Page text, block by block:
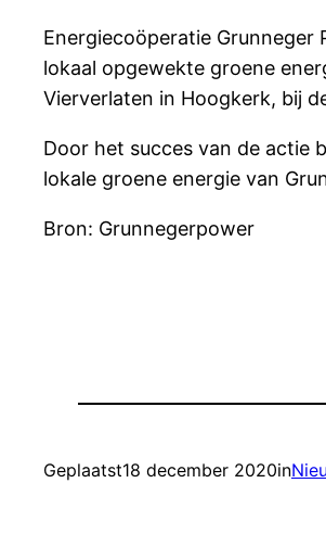
Energiecoöperatie Grunneger
lokaal opgewekte groene
Vierverlaten in Hoogkerk, bij
Door het succes van de actie
lokale groene energie van
Bron: Grunnegerpower
Geplaatst18 december 2020in